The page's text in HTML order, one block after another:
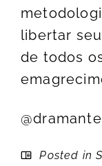
libertar
de todos
Posted in